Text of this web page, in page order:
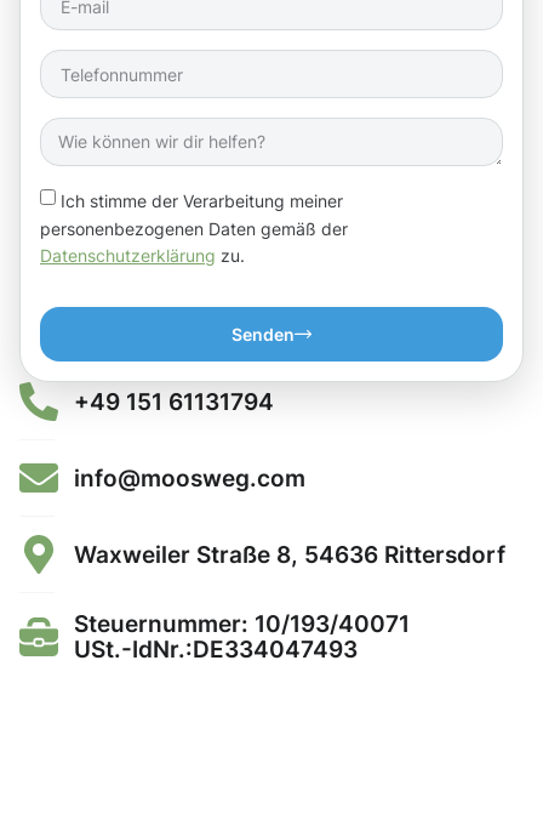
Ich stimme der Verarbeitung meiner
personenbezogenen Daten gemäß der
Datenschutzerklärung zu.
Senden
+49 151 61131794
info@moosweg.com
Waxweiler Straße 8, 54636 Rittersdorf
Steuernummer: 10/193/40071
USt.-IdNr.:DE334047493